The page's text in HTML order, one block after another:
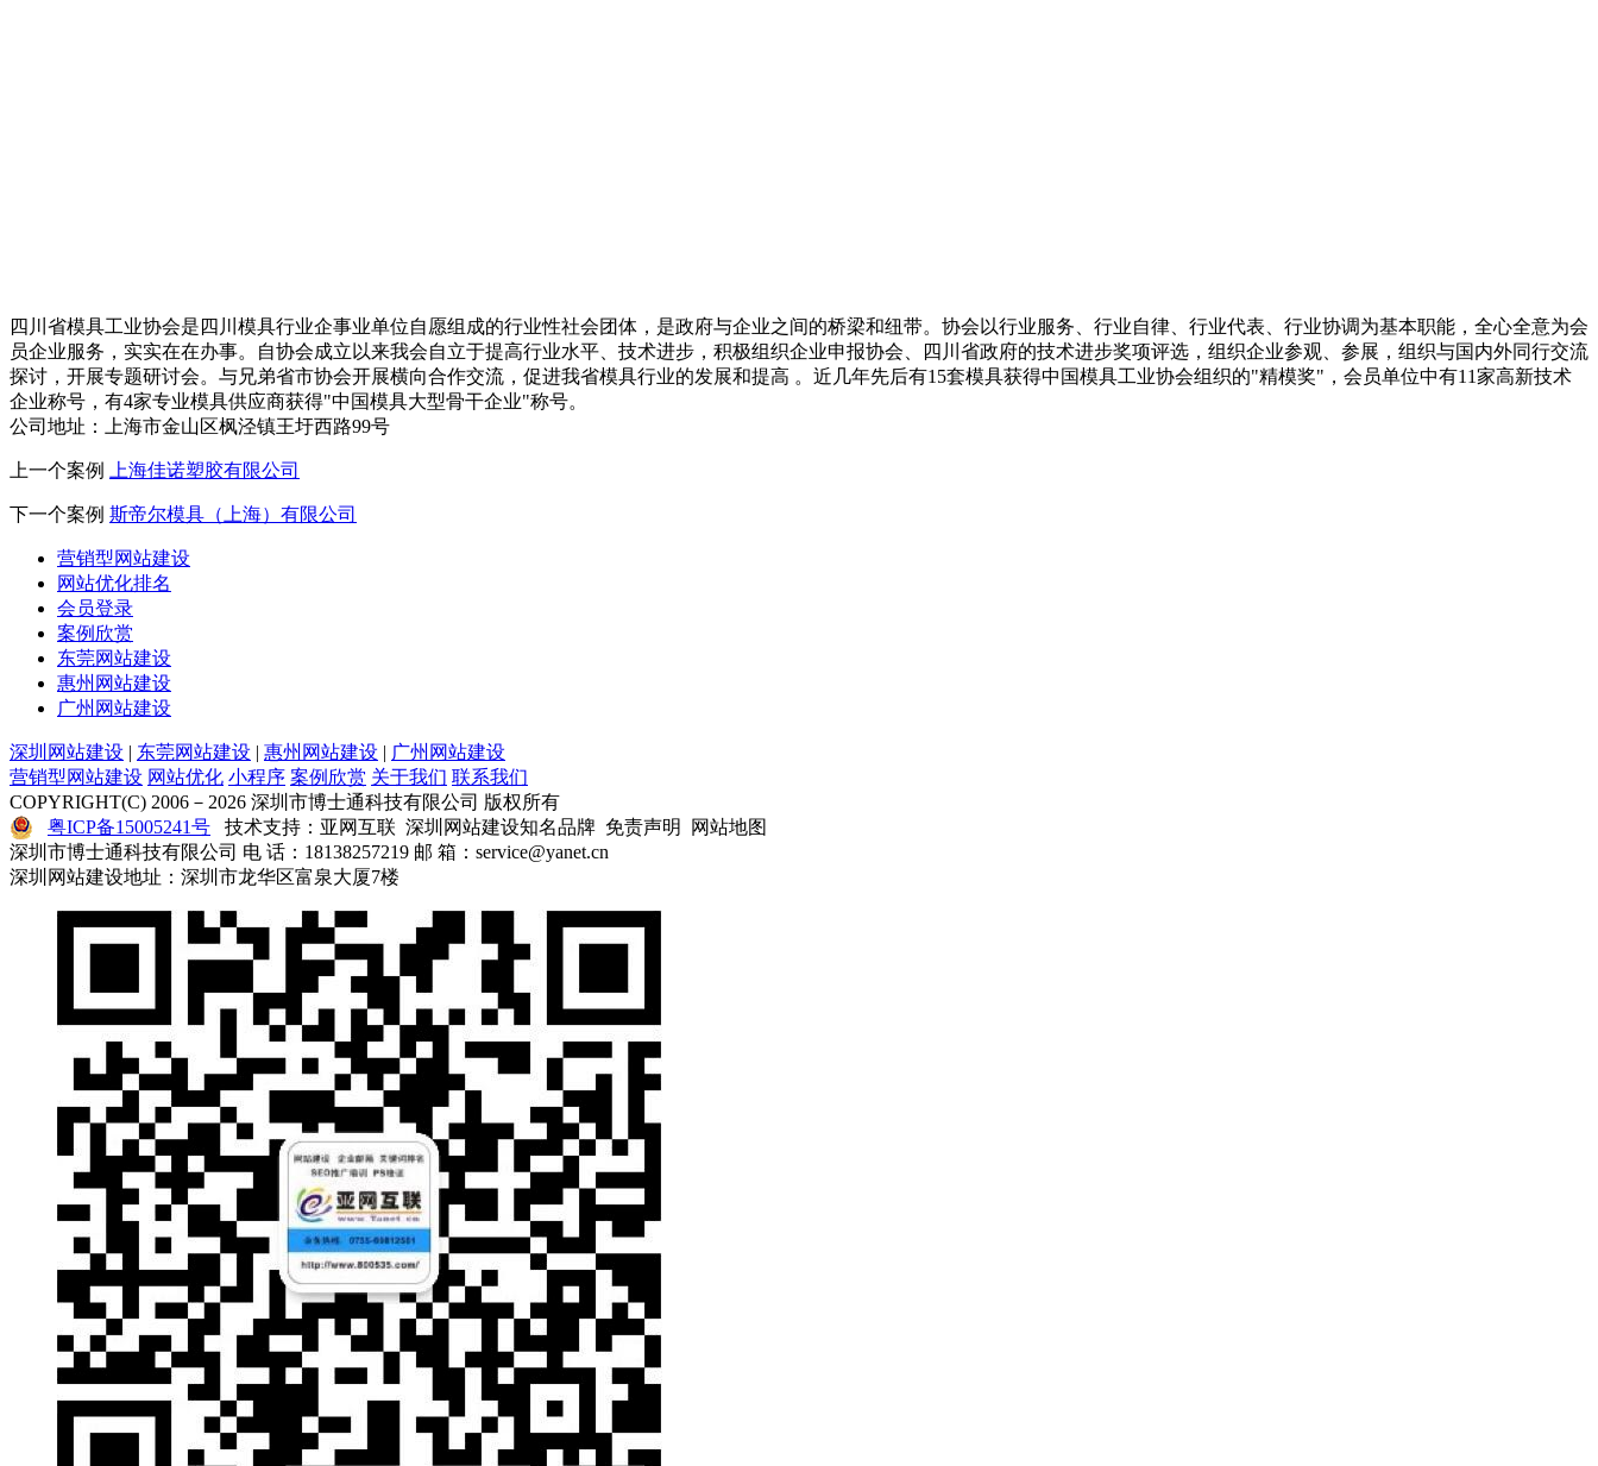
四川省模具工业协会是四川模具行业企事业单位自愿组成的行业性社会团体，是政府与企业之间的桥梁和纽带。协会以行业服务、行业自律、行业代表、行业协调为基本职能，全心全意为会
员企业服务，实实在在办事。自协会成立以来我会自立于提高行业水平、技术进步，积极组织企业申报协会、四川省政府的技术进步奖项评选，组织企业参观、参展，组织与国内外同行交流
探讨，开展专题研讨会。与兄弟省市协会开展横向合作交流，促进我省模具行业的发展和提高 。近几年先后有15套模具获得中国模具工业协会组织的"精模奖"，会员单位中有11家高新技术
企业称号，有4家专业模具供应商获得"中国模具大型骨干企业"称号。
公司地址：上海市金山区枫泾镇王圩西路99号
上一个案例 上海佳诺塑胶有限公司
下一个案例 斯帝尔模具（上海）有限公司
营销型网站建设
网站优化排名
会员登录
案例欣赏
东莞网站建设
惠州网站建设
广州网站建设
深圳网站建设 | 东莞网站建设 | 惠州网站建设 | 广州网站建设
营销型网站建设 网站优化 小程序 案例欣赏 关于我们 联系我们
COPYRIGHT(C) 2006－2026 深圳市博士通科技有限公司 版权所有
粤ICP备15005241号 技术支持：亚网互联 深圳网站建设知名品牌 免责声明 网站地图
深圳市博士通科技有限公司 电 话：18138257219 邮 箱：service@yanet.cn
深圳网站建设地址：深圳市龙华区富泉大厦7楼